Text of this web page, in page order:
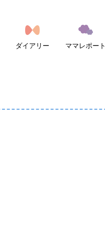
ダイアリー ママレポート